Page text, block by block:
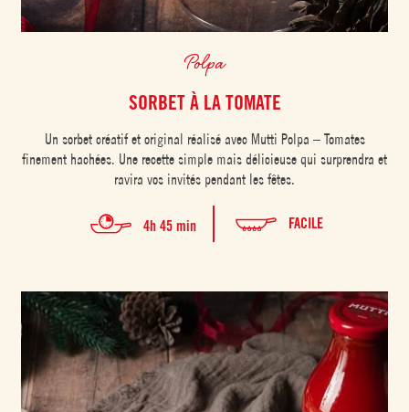
Polpa
SORBET À LA TOMATE
Un sorbet créatif et original réalisé avec Mutti Polpa – Tomates
finement hachées. Une recette simple mais délicieuse qui surprendra et
ravira vos invités pendant les fêtes.
4h 45 min FACILE